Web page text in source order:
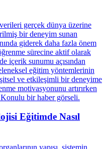
Eğitimde Nasıl